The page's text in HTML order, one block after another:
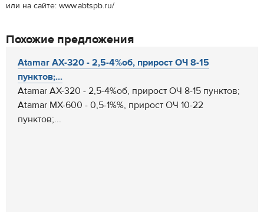
или на сайте: www.abtspb.ru/
Похожие предложения
Atamar AX-320 - 2,5-4%об, прирост ОЧ 8-15
пунктов;...
Atamar AX-320 - 2,5-4%об, прирост ОЧ 8-15 пунктов;
Atamar MX-600 - 0,5-1%%, прирост ОЧ 10-22
пунктов;...